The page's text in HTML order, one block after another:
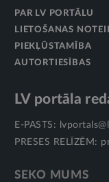
PAR LV PORTĀLU
LIETOŠANAS
PIEKĻŪSTAMĪBA
AUTORTIESĪBAS
LV portāla
E-PASTS:
PRESES RELĪZĒM:
SEKO MUMS